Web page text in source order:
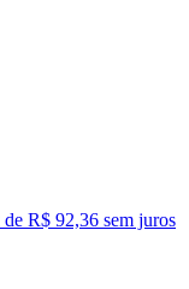
de R$ 92,36 sem juros